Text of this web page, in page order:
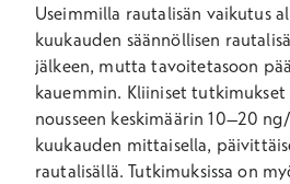
Useimmilla rautalisän vaikutus
kuukauden säännöllisen
jälkeen, mutta tavoitetasoon
kauemmin. Kliiniset
nousseen keskimäärin 10–20
kuukauden mittaisella,
rautalisällä. Tutkimuksissa on